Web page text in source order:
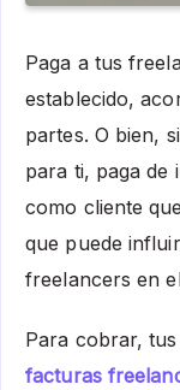
Paga a tus
establecido,
partes. O bien,
para ti, paga de
como cliente
que puede
freelancers en
Para cobrar,
facturas